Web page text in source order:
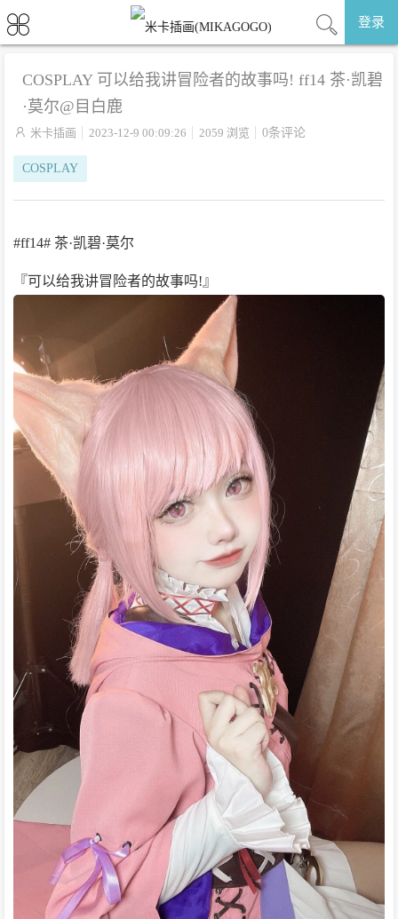
登录
COSPLAY 可以给我讲冒险者的故事吗! ff14 茶·凯碧
·莫尔@目白鹿
 米卡插画 2023-12-9 00:09:26 2059 浏览 0条评论
COSPLAY
#ff14# 茶·凯碧·莫尔
『可以给我讲冒险者的故事吗!』 ​​​